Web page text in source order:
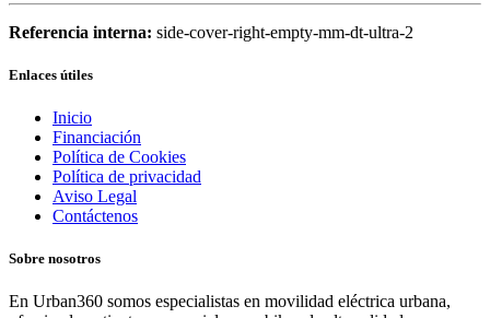
Referencia interna: side-cover-right-empty-mm-dt-ultra-2
Enlaces útiles
Inicio
Financiación
Política de Cookies
Política de privacidad
Aviso Legal
Contáctenos
Sobre nosotros
En Urban360 somos especialistas en movilidad eléctrica urbana,